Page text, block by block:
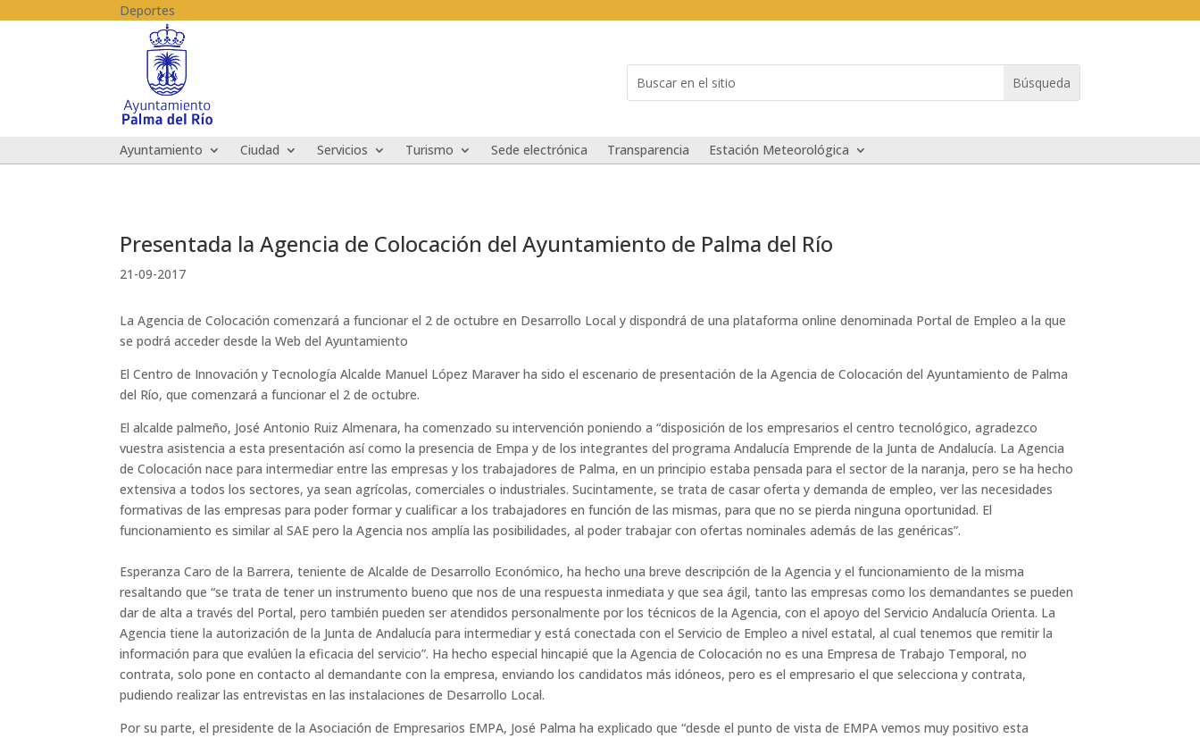
Deportes
for...
Ayuntamiento Ciudad Servicios Turismo Sede electrónica Transparencia Estación Meteorológica
Presentada la Agencia de Colocación del Ayuntamiento de Palma del Río
21-09-2017
La Agencia de Colocación comenzará a funcionar el 2 de octubre en Desarrollo Local y dispondrá de una plataforma online denominada Portal de Empleo a la que
se podrá acceder desde la Web del Ayuntamiento
El Centro de Innovación y Tecnología Alcalde Manuel López Maraver ha sido el escenario de presentación de la Agencia de Colocación del Ayuntamiento de Palma
del Río, que comenzará a funcionar el 2 de octubre.
El alcalde palmeño, José Antonio Ruiz Almenara, ha comenzado su intervención poniendo a “disposición de los empresarios el centro tecnológico, agradezco
vuestra asistencia a esta presentación así como la presencia de Empa y de los integrantes del programa Andalucía Emprende de la Junta de Andalucía. La Agencia
de Colocación nace para intermediar entre las empresas y los trabajadores de Palma, en un principio estaba pensada para el sector de la naranja, pero se ha hecho
extensiva a todos los sectores, ya sean agrícolas, comerciales o industriales. Sucintamente, se trata de casar oferta y demanda de empleo, ver las necesidades
formativas de las empresas para poder formar y cualificar a los trabajadores en función de las mismas, para que no se pierda ninguna oportunidad. El
funcionamiento es similar al SAE pero la Agencia nos amplía las posibilidades, al poder trabajar con ofertas nominales además de las genéricas”.
Esperanza Caro de la Barrera, teniente de Alcalde de Desarrollo Económico, ha hecho una breve descripción de la Agencia y el funcionamiento de la misma
resaltando que “se trata de tener un instrumento bueno que nos de una respuesta inmediata y que sea ágil, tanto las empresas como los demandantes se pueden
dar de alta a través del Portal, pero también pueden ser atendidos personalmente por los técnicos de la Agencia, con el apoyo del Servicio Andalucía Orienta. La
Agencia tiene la autorización de la Junta de Andalucía para intermediar y está conectada con el Servicio de Empleo a nivel estatal, al cual tenemos que remitir la
información para que evalúen la eficacia del servicio”. Ha hecho especial hincapié que la Agencia de Colocación no es una Empresa de Trabajo Temporal, no
contrata, solo pone en contacto al demandante con la empresa, enviando los candidatos más idóneos, pero es el empresario el que selecciona y contrata,
pudiendo realizar las entrevistas en las instalaciones de Desarrollo Local.
Por su parte, el presidente de la Asociación de Empresarios EMPA, José Palma ha explicado que “desde el punto de vista de EMPA vemos muy positivo esta